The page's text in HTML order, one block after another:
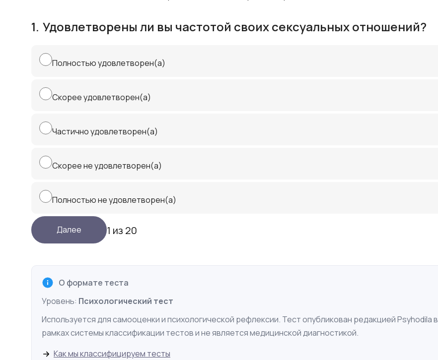
1. Удовлетворены ли вы частотой своих сексуальных отношений?
Полностью удовлетворен(а)
Скорее удовлетворен(а)
Частично удовлетворен(а)
Скорее не удовлетворен(а)
Полностью не удовлетворен(а)
1 из 20
О формате теста
Уровень: Психологический тест
Используется для самооценки и психологической рефлексии. Тест опубликован редакцией Psyhodila в
рамках системы классификации тестов и не является медицинской диагностикой.
Как мы классифицируем тесты